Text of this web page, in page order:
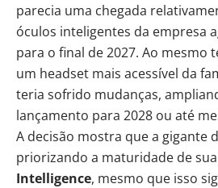
parecia uma chegada
óculos inteligentes da empresa
para o final de 2027. Ao mesmo
um headset mais acessível da
teria sofrido mudanças,
lançamento para 2028 ou até
A decisão mostra que a gigante
priorizando a maturidade de
Intelligence, mesmo que isso